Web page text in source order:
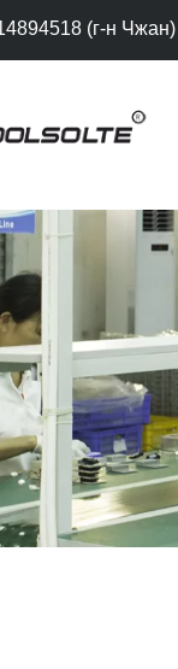
(г-н Чжан)